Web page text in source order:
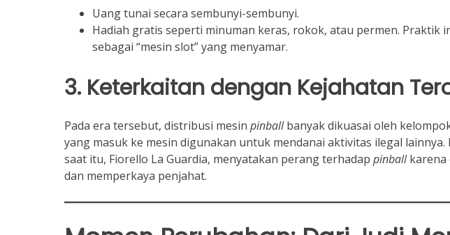
Uang tunai secara sembunyi-sembunyi.
Hadiah gratis seperti minuman keras, rokok, atau permen. Praktik
sebagai “mesin slot” yang menyamar.
3. Keterkaitan dengan Kejahatan
Pada era tersebut, distribusi mesin pinballbanyak dikuasai oleh
yang masuk ke mesin digunakan untuk mendanai aktivitas ilegal
saat itu, Fiorello La Guardia, menyatakan perang terhadap pinballkarena
dan memperkaya penjahat.